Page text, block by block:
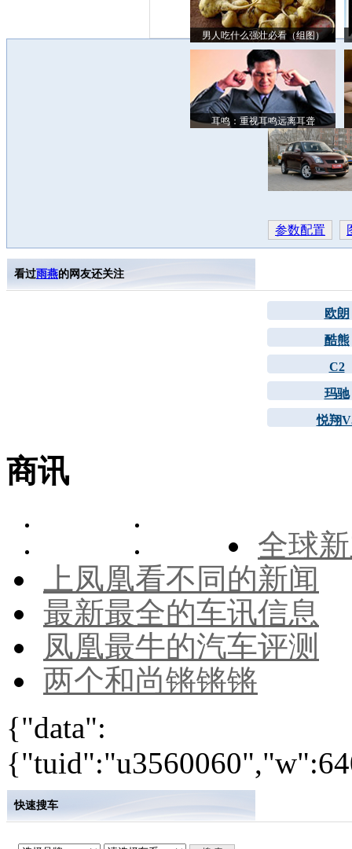
男人吃什么强壮必看（组图）
耳鸣：重视耳鸣远离耳聋
参数配置
看过雨燕的网友还关注
欧朗
酷熊
C2
玛驰
悦翔
商讯
全球
上凤凰看不同的新闻
最新最全的车讯信息
凤凰最牛的汽车评测
两个和尚锵锵锵
{"data":
快速搜车